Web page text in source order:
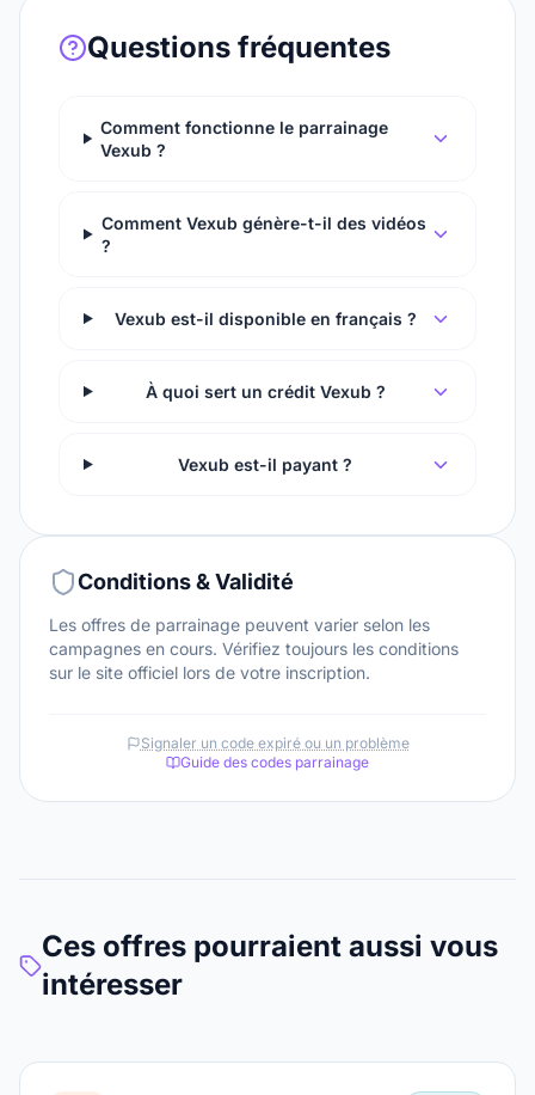
Questions fréquentes
Comment fonctionne le parrainage
Vexub ?
Comment Vexub génère-t-il des vidéos
?
Vexub est-il disponible en français ?
À quoi sert un crédit Vexub ?
Vexub est-il payant ?
Conditions & Validité
Les offres de parrainage peuvent varier selon les
campagnes en cours. Vérifiez toujours les conditions
sur le site officiel lors de votre inscription.
Signaler un code expiré ou un problème
Guide des codes parrainage
Ces offres pourraient aussi vous
intéresser